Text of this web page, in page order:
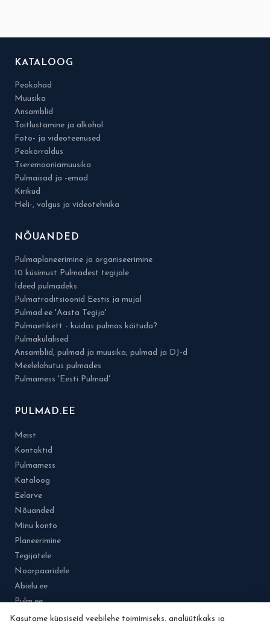
KATALOOG
Peokohad
Muusika
Ansamblid
Toitlustamine ja alkohol
Foto- ja videoteenused
Peokorraldus
Tseremooniamuusika
Pulmaisad ja -emad
Kirikud
Heli-, valgus ja videotehnika
NÕUANDED
Pulmaplaneerimine ja organiseerimine
10 küsimust Pulmadest tegijale
Ideed pulmadeks
Pulmatraditsioonid Eestis ja mujal
Pulmad.ee 'Aasta Tegija'
Pulmaetikett - kuidas pulmas käituda?
Pulmakülalised
Ansamblid, pulmad ja muusika, pulmad ja DJ-d
Meelelahutus pulmades
Pulmamess 'Eesti Pulmad'
PULMAD.EE
Meist
Kontaktid
Pulmamess
Kataloog
Eelarve
Nõuanded
Minu konto
Planeerimine
Tegijatele
Noorpaaridele
Abielu.ee
Pulm.ee
Kasutame küpsiseid veebilehe toimimiseks, analüütikaks ja